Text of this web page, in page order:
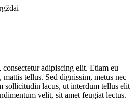
adipiscing elit. Etiam eu
tellus. Sed dignissim, metus nec
sollicitudin lacus, ut interdum tellus elit
velit, sit amet feugiat lectus.